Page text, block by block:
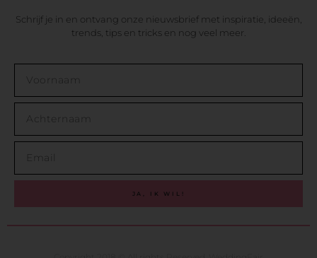
Schrijf je in en ontvang onze nieuwsbrief met inspiratie, ideeën,
trends, tips en tricks en nog veel meer.
JA, IK WIL!